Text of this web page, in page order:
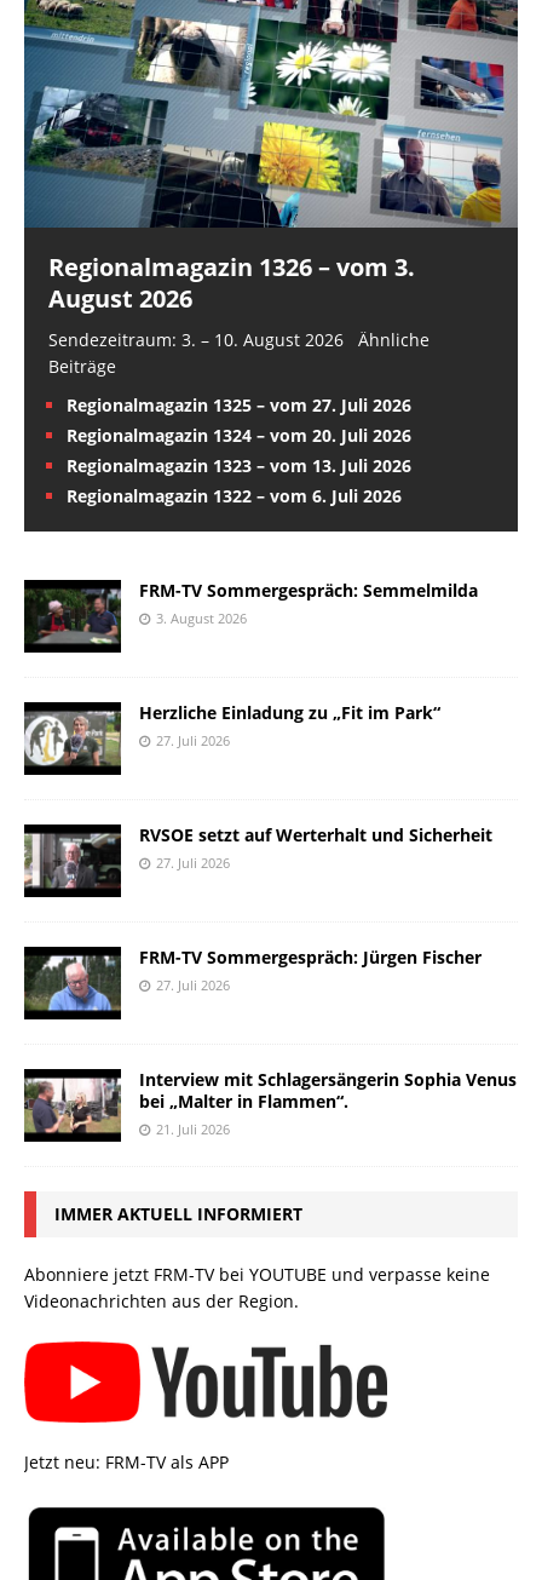
Regionalmagazin 1326 – vom 3.
August 2026
Sendezeitraum: 3. – 10. August 2026 Ähnliche
Beiträge
Regionalmagazin 1325 – vom 27. Juli 2026
Regionalmagazin 1324 – vom 20. Juli 2026
Regionalmagazin 1323 – vom 13. Juli 2026
Regionalmagazin 1322 – vom 6. Juli 2026
FRM-TV Sommergespräch: Semmelmilda
3. August 2026
Herzliche Einladung zu „Fit im Park“
27. Juli 2026
RVSOE setzt auf Werterhalt und Sicherheit
27. Juli 2026
FRM-TV Sommergespräch: Jürgen Fischer
27. Juli 2026
Interview mit Schlagersängerin Sophia Venus
bei „Malter in Flammen“.
21. Juli 2026
IMMER AKTUELL INFORMIERT
Abonniere jetzt FRM-TV bei YOUTUBE und verpasse keine
Videonachrichten aus der Region.
Jetzt neu: FRM-TV als APP